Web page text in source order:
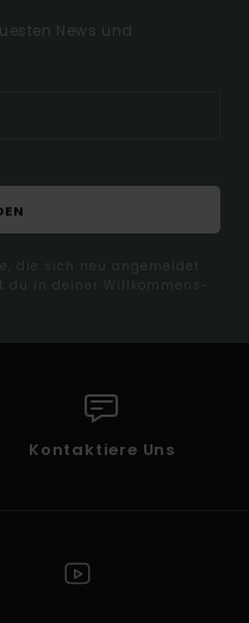
News und
die sich neu angemeldet
in deiner Willkommens-
Kontaktiere Uns